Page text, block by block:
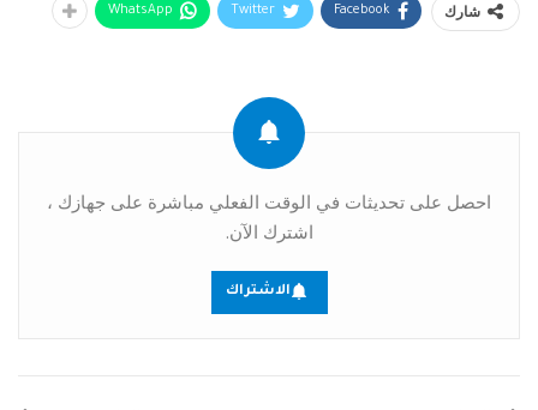
شارك Facebook
Twitter
WhatsApp
احصل على تحديثات في الوقت الفعلي مباشرة على جهازك ،
اشترك الآن.
الاشتراك